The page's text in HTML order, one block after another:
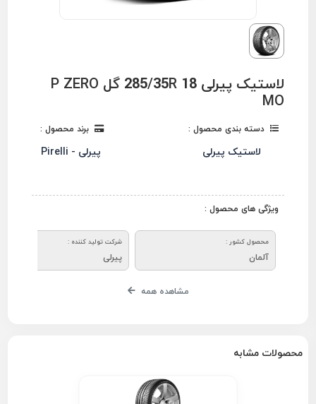
لاستیک پیرلی 285/35R 18 گل P ZERO
MO
دسته بندی محصول :
لاستیک پیرلی
برند محصول :
پیرلی - Pirelli
ویژگی های محصول :
محصول کشور :
آلمان
شرکت تولید کننده :
پیرلی
مشاهده همه
محصولات مشابه